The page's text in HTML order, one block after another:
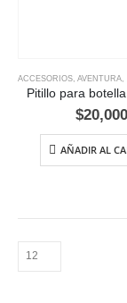
ACCESORIOS, AVENTURA,
Pitillo para
$20,000
AÑADIR AL